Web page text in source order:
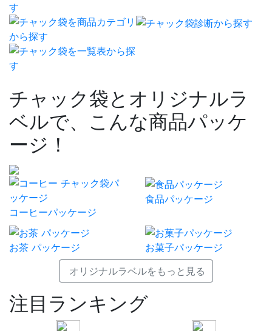
チャック袋とオリジナルラ
ベルで、こんな商品パッケ
ージ！
コーヒーパッケージ
食品パッケージ
お茶 パッケージ
お菓子パッケージ
オリジナルラベルをもっと見る
注目ランキング